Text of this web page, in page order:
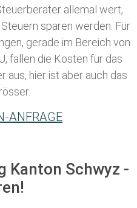
allemal wert,
sparen werden. Für
gerade im Bereich von
fallen die Kosten für das
aus, hier ist aber auch das
ANFRAGE
Kanton Schwyz -